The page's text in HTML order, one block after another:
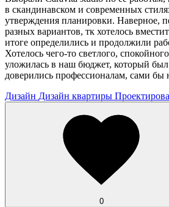
в скандинавском и современных
утверждения планировки. Наверное,
разных вариантов, тк хотелось
итоге определились и продолжили
Хотелось чего-то светлого,
уложилась в наш бюджет, который
доверились профессионалам, сами бы
Дизайн Дизайн квартиры
0